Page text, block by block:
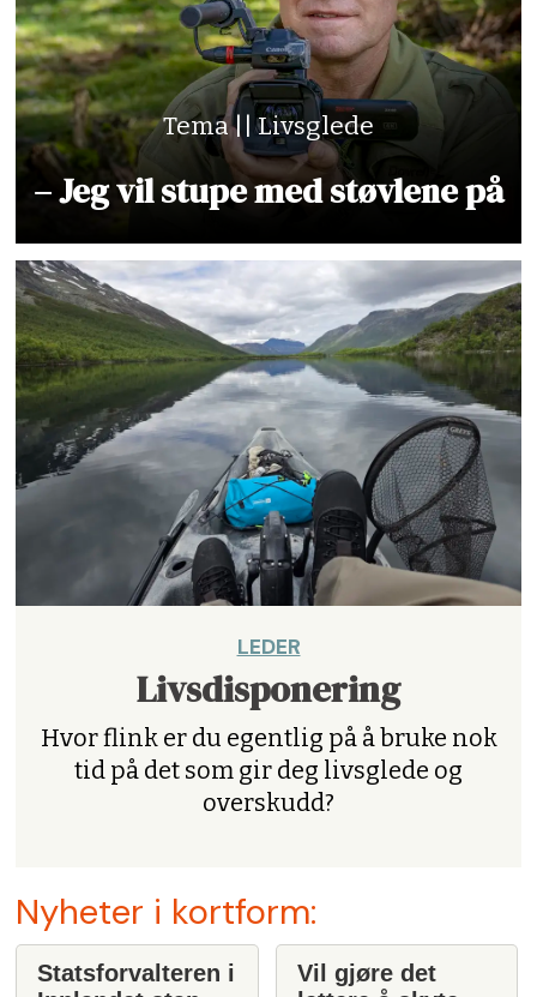
Tema || Livsglede
– Jeg vil stupe med støvlene på
LEDER
Livsdisponering
Hvor flink er du egentlig på å bruke nok
tid på det som gir deg livsglede og
overskudd?
Nyheter i kortform:
Statsforvalteren i
Vil gjøre det